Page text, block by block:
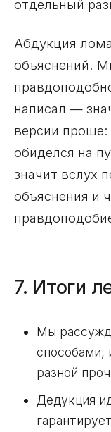
отдельный
Абдукция
объяснений.
написал —
версии проще:
обиделся на
значит вслух
объяснения и
7. Итоги
Мы
способами,
разной
Дедукция